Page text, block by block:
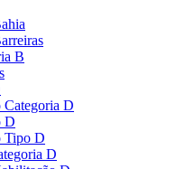
B
Categoria D
D
Tipo D
D